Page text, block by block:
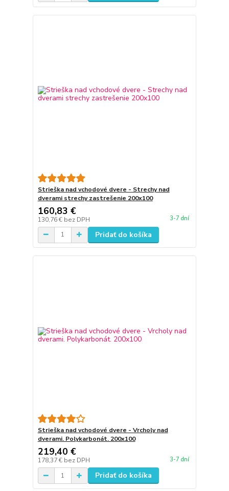
Strieška nad vchodové dvere - Strechy nad
dverami strechy zastrešenie 200x100
160,83 €
130,76 € bez DPH 3-7 dní
Pridať do košíka
Strieška nad vchodové dvere - Vrcholy nad
dverami. Polykarbonát. 200x100
219,40 €
178,37 € bez DPH 3-7 dní
Pridať do košíka